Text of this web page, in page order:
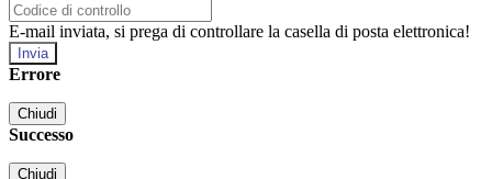
E-mail inviata, si prega di controllare la casella di posta elettronica!
Errore
Chiudi
Successo
Chiudi